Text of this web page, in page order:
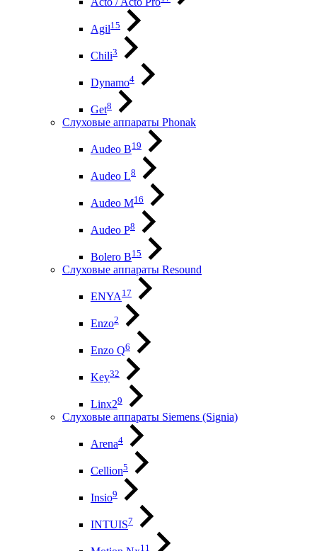
Agil15
Chili3
Dynamo4
Get8
Слуховые аппараты Phonak
Audeo B19
Audeo L8
Audeo М16
Audeo P8
Bolero B15
Слуховые аппараты Resound
ENYA 17
Enzo2
Enzo Q6
Key32
Linx29
Слуховые аппараты Siemens (Signia)
Arena4
Cellion5
Insio9
INTUIS7
11